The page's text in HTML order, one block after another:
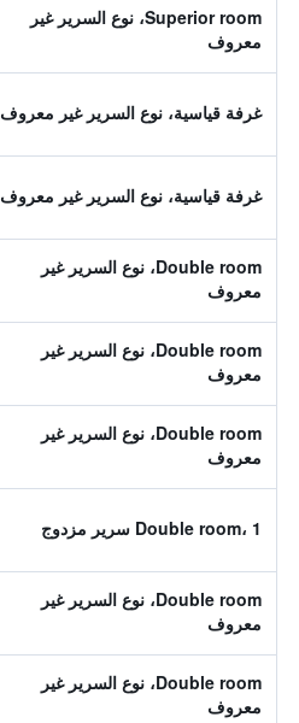
Superior room، نوع السرير غير
معروف
غرفة قياسية، نوع السرير غير معروف
غرفة قياسية، نوع السرير غير معروف
Double room، نوع السرير غير
معروف
Double room، نوع السرير غير
معروف
Double room، نوع السرير غير
معروف
Double room، 1 سرير مزدوج
Double room، نوع السرير غير
معروف
Double room، نوع السرير غير
معروف